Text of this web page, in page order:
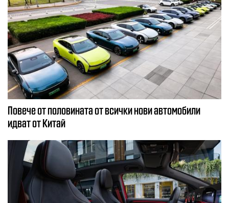
Повече от половината от всички нови автомобили
идват от Китай